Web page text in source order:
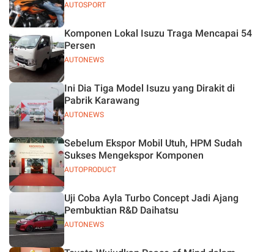
AUTOSPORT
AUTONEWS
Komponen Lokal Isuzu Traga Mencapai 54
Persen
AUTONEWS
Ini Dia Tiga Model Isuzu yang Dirakit di
Pabrik Karawang
AUTOPRODUCT
Sebelum Ekspor Mobil Utuh, HPM Sudah
Sukses Mengekspor Komponen
AUTONEWS
Uji Coba Ayla Turbo Concept Jadi Ajang
Pembuktian R&D Daihatsu